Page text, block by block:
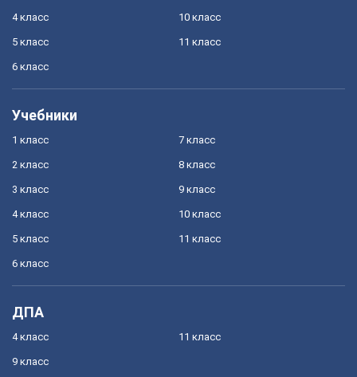
4 класс
5 класс
6 класс
10 класс
11 класс
Учебники
1 класс
2 класс
3 класс
4 класс
5 класс
6 класс
7 класс
8 класс
9 класс
10 класс
11 класс
ДПА
4 класс
9 класс
11 класс